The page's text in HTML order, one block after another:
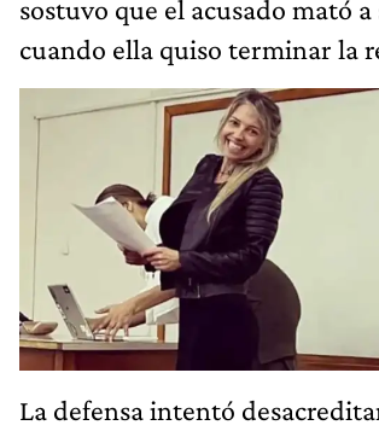
sostuvo que el acusado mató a
cuando ella quiso terminar la
La defensa intentó